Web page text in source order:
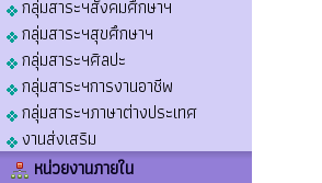
กลุ่มสาระฯสังคมศึกษาฯ
กลุ่มสาระฯสุขศึกษาฯ
กลุ่มสาระฯศิลปะ
กลุ่มสาระฯการงานอาชีพ
กลุ่มสาระฯภาษาต่างประเทศ
งานส่งเสริม
หน่วยงานภายใน